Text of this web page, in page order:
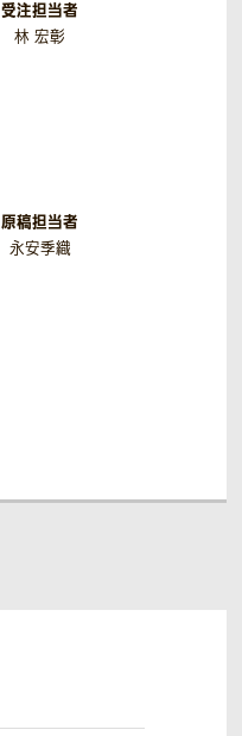
受注担当者
林 宏彰
原稿担当者
永安季織